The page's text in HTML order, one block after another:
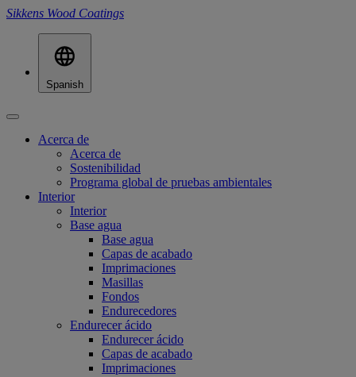
Sikkens Wood Coatings
Spanish
Acerca de
Acerca de
Sostenibilidad
Programa global de pruebas ambientales
Interior
Interior
Base agua
Base agua
Capas de acabado
Imprimaciones
Masillas
Fondos
Endurecedores
Endurecer ácido
Endurecer ácido
Capas de acabado
Imprimaciones